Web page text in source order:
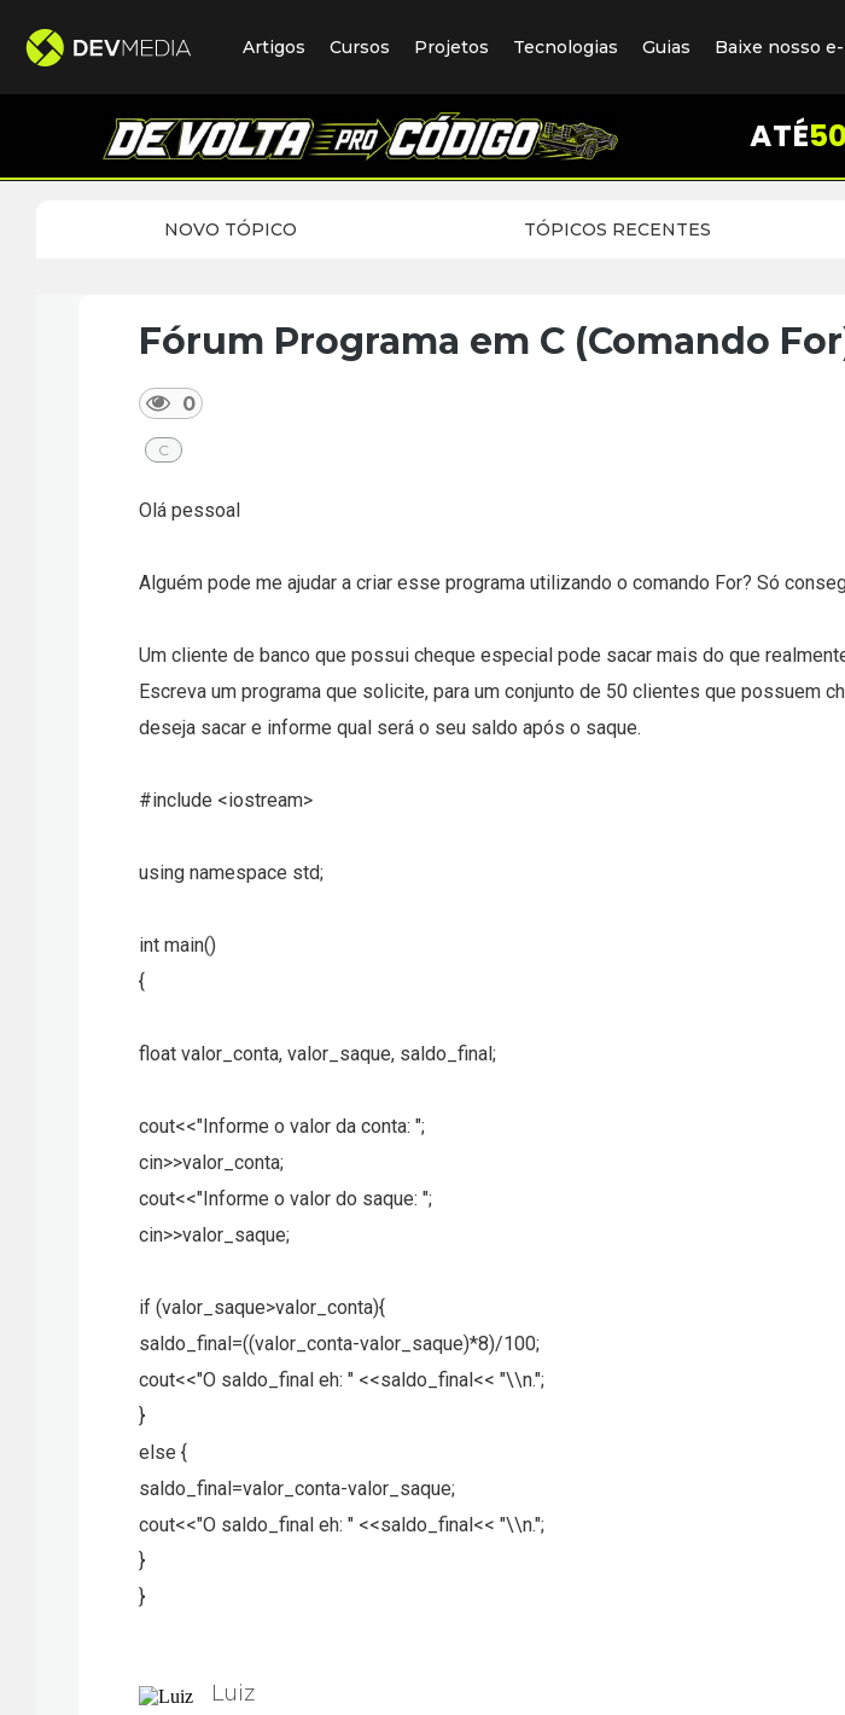
Artigos Cursos Projetos Tecnologias Guias Baixe nosso
ATÉ
NOVO TÓPICO TÓPICOS RECENTES
Fórum Programa em C (Comando
0
C
Olá pessoal
Alguém pode me ajudar a criar esse programa utilizando o comando For? Só
Um cliente de banco que possui cheque especial pode sacar mais do que
Escreva um programa que solicite, para um conjunto de 50 clientes que possuem
deseja sacar e informe qual será o seu saldo após o saque.
#include <iostream>
using namespace std;
int main()
{
float valor_conta, valor_saque, saldo_final;
cout<<"Informe o valor da conta: ";
cin>>valor_conta;
cout<<"Informe o valor do saque: ";
cin>>valor_saque;
if (valor_saque>valor_conta){
saldo_final=((valor_conta-valor_saque)*8)/100;
cout<<"O saldo_final eh: " <<saldo_final<< "\\n.";
}
else {
saldo_final=valor_conta-valor_saque;
cout<<"O saldo_final eh: " <<saldo_final<< "\\n.";
}
}
Luiz